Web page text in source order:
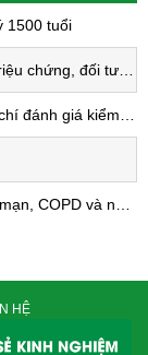
1500 tuổi
đoán và điều trị hen phế quản
giá kiểm soát hen
cơ nhiễm virus Corona
HỆ